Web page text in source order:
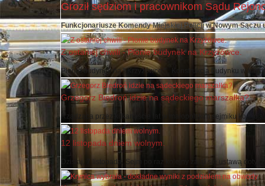
Groził sędziom i pracownikom Sądu
Funkcjonariusze Komendy Miejskiej Policji w Nowym Sączu
Z ostaniej chwili - Płonie budynek na Krzyżówce.
Płonie budynek na " Krzyżówce " . Konstrukcja budynku w
Grzegorz Biedroń idzie na sądeckiego marszałka?
Rządząca przez kilkanaście lat w małopolskim sejmiku koalicja
12 listopada dniem wolnym.
Dzisiaj, 7 listopada, Sejm po raz kolejny zajął się ustawą